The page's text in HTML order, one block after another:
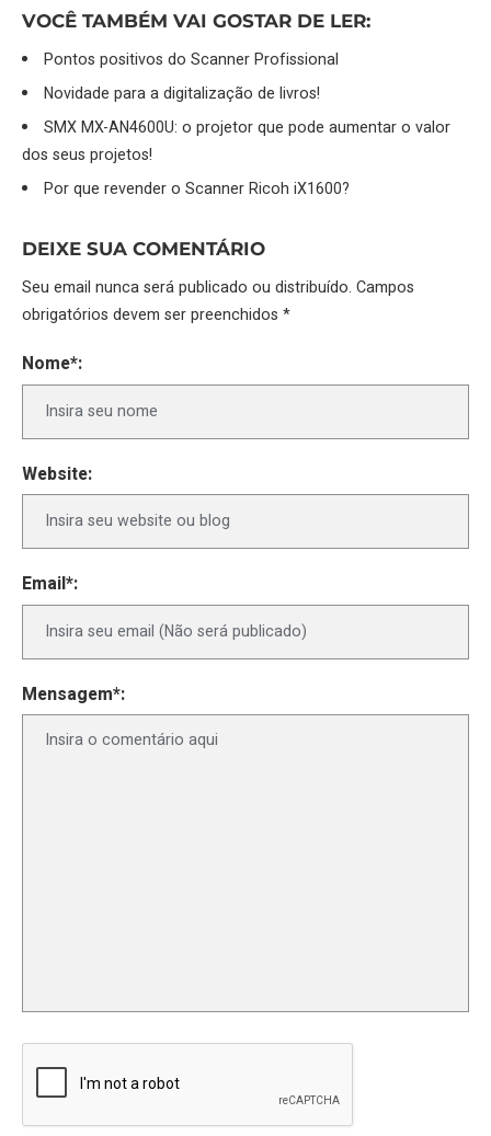
VOCÊ TAMBÉM VAI GOSTAR DE LER:
Pontos positivos do Scanner Profissional
Novidade para a digitalização de livros!
SMX MX-AN4600U: o projetor que pode aumentar o valor
dos seus projetos!
Por que revender o Scanner Ricoh iX1600?
DEIXE SUA COMENTÁRIO
Seu email nunca será publicado ou distribuído. Campos
obrigatórios devem ser preenchidos *
Nome*:
Website:
Email*:
Mensagem*: